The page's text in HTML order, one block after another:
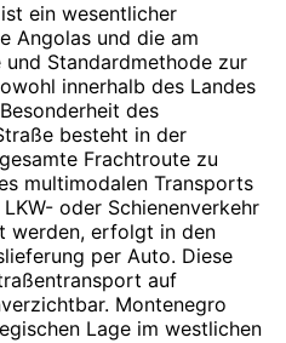
ein wesentlicher
Angolas und die am
Standardmethode zur
innerhalb des Landes
des
besteht in der
Frachtroute zu
multimodalen Transports
oder Schienenverkehr
werden, erfolgt in den
per Auto. Diese
auf
Montenegro
Lage im westlichen